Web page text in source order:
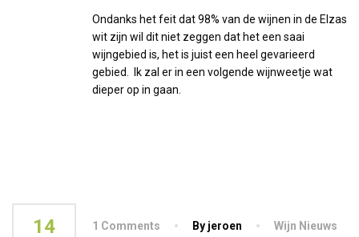
Ondanks het feit dat 98% van de wijnen in de Elzas
wit zijn wil dit niet zeggen dat het een saai
wijngebied is, het is juist een heel gevarieerd
gebied. Ik zal er in een volgende wijnweetje wat
dieper op in gaan.
14 1 Comments By jeroen Wijn Nieuws